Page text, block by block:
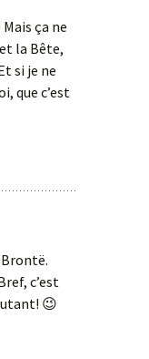
ça ne
la Bête,
si je ne
que c’est
c’est
😉